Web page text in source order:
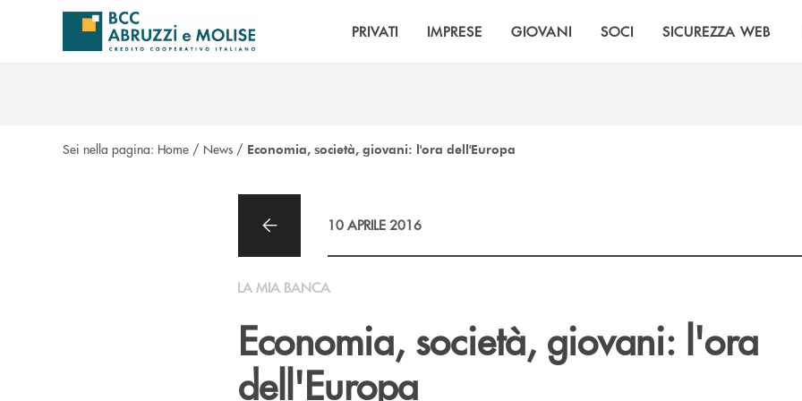
Salta al contenuto principale
PRIVATI IMPRESE GIOVANI SOCI SICUREZZA WEB
Sei nella pagina: Home / News / Economia, società, giovani: l'ora dell'Europa
10 APRILE 2016
LA MIA BANCA
Economia, società, giovani: l'ora
dell'Europa